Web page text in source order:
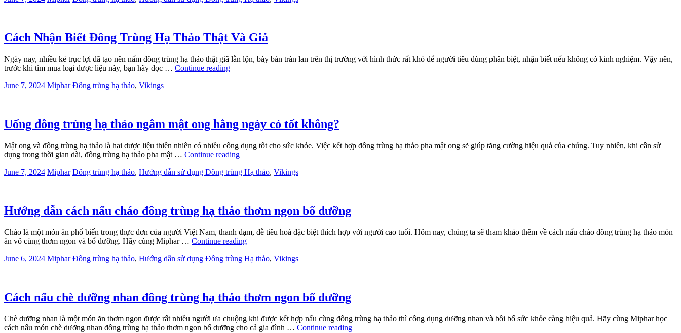
Cách Nhận Biết Đông Trùng Hạ Thảo Thật Và Giả
Ngày nay, nhiều kẻ trục lợi đã tạo nên nấm đông trùng hạ thảo thật giã lẫn lộn, bày bán tràn lan trên thị trường với hình thức rất khó để người tiêu dùng phân biệt, nhận biết nếu không có kinh nghiệm. Vậy nên,
trước khi tìm mua loại dược liệu này, bạn hãy đọc … Continue reading
June 7, 2024 Miphar Đông trùng hạ thảo, Vikings
Uống đông trùng hạ thảo ngâm mật ong hằng ngày có tốt không?
Mật ong và đông trùng hạ thảo là hai dược liệu thiên nhiên có nhiều công dụng tốt cho sức khỏe. Việc kết hợp đông trùng hạ thảo pha mật ong sẽ giúp tăng cường hiệu quả của chúng. Tuy nhiên, khi cần sử
dụng trong thời gian dài, đông trùng hạ thảo pha mật … Continue reading
June 7, 2024 Miphar Đông trùng hạ thảo, Hướng dẫn sử dụng Đông trùng Hạ thảo, Vikings
Hướng dẫn cách nấu cháo đông trùng hạ thảo thơm ngon bổ dưỡng
Cháo là một món ăn phổ biến trong thực đơn của người Việt Nam, thanh đạm, dễ tiêu hoá đặc biệt thích hợp với người cao tuổi. Hôm nay, chúng ta sẽ tham khảo thêm về cách nấu cháo đông trùng hạ thảo món
ăn vô cùng thơm ngon và bổ dưỡng. Hãy cùng Miphar … Continue reading
June 6, 2024 Miphar Đông trùng hạ thảo, Hướng dẫn sử dụng Đông trùng Hạ thảo, Vikings
Cách nấu chè dưỡng nhan đông trùng hạ thảo thơm ngon bổ dưỡng
Chè dưỡng nhan là một món ăn thơm ngon được rất nhiều người ưa chuộng khi được kết hợp nấu cùng đông trùng hạ thảo thì công dụng dưỡng nhan và bồi bổ sức khỏe càng hiệu quả. Hãy cùng Miphar học
cách nấu món chè dưỡng nhan đông trùng hạ thảo thơm ngon bổ dưỡng cho cả gia đình … Continue reading